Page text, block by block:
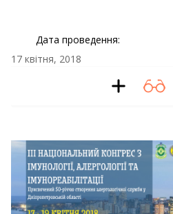
Дата проведення:
17 квітня, 2018